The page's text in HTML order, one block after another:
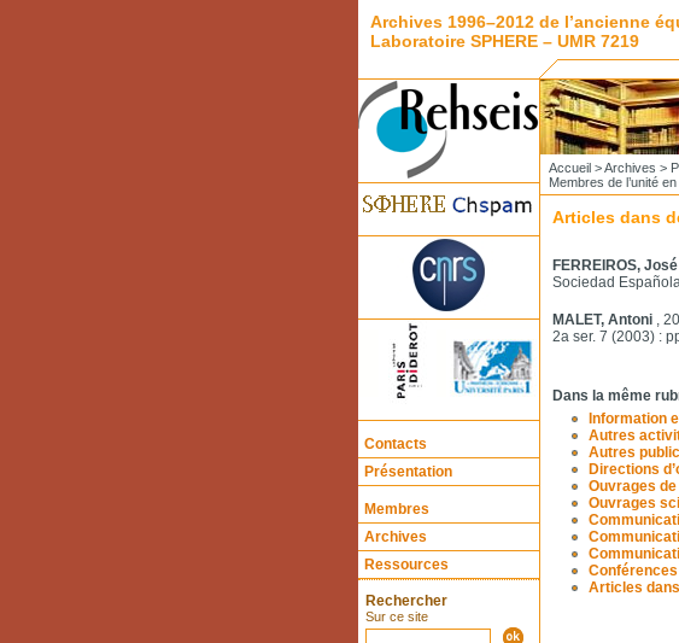
Archives 1996–2012 de l’ancienne
Laboratoire SPHERE – UMR 7219
Contacts
Présentation
Membres
Archives
Ressources
Rechercher
Sur ce site
Accueil>Archives >
Membres de l’unité
Articles dans
FERREIROS, José
Sociedad
MALET, Antoni,
2a ser. 7 (2003) :
Dans la même
Information
Autres
Autres
Directions
Ouvrages
Ouvrages
Articles